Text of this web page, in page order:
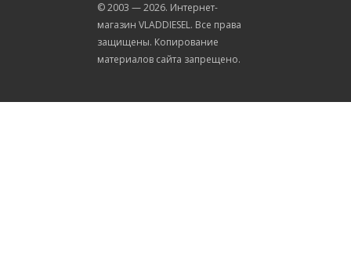
© 2003 —2026. Интернет-
магазин VLADDIESEL. Все права
защищены. Копирование
материалов сайта запрещено.